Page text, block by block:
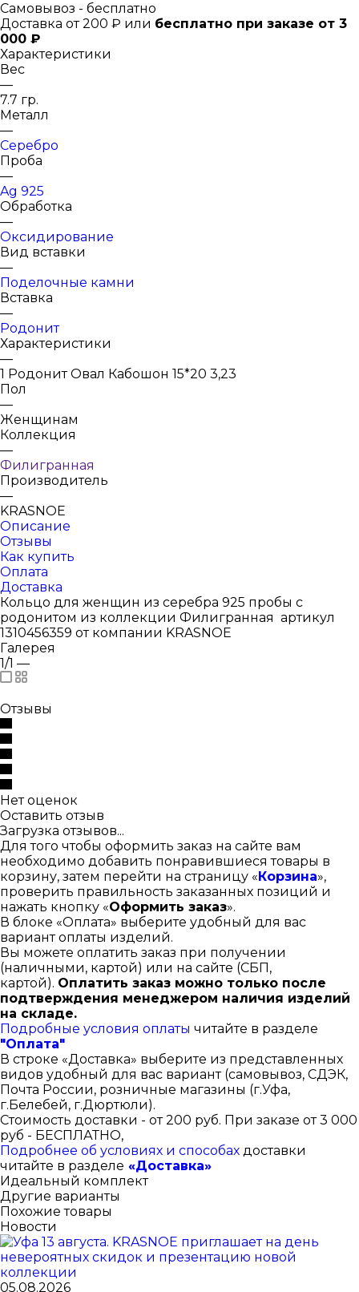
Самовывоз - бесплатно
Доставка от 200 ₽ или бесплатно при заказе от 3
000 ₽
Характеристики
Вес
—
7.7 гр.
Металл
—
Серебро
Проба
—
Ag 925
Обработка
—
Оксидирование
Вид вставки
—
Поделочные камни
Вставка
—
Родонит
Характеристики
—
1 Родонит Овал Кабошон 15*20 3,23
Пол
—
Женщинам
Коллекция
—
Филигранная
Производитель
—
KRASNOE
Описание
Отзывы
Как купить
Оплата
Доставка
Кольцо для женщин из серебра 925 пробы с
родонитом из коллекции Филигранная артикул
1310456359 от компании KRASNOE
Галерея
1/1 —
Отзывы
Нет оценок
Оставить отзыв
Загрузка отзывов...
Для того чтобы оформить заказ на сайте вам
необходимо добавить понравившиеся товары в
корзину, затем перейти на страницу «Корзина»,
проверить правильность заказанных позиций и
нажать кнопку «Оформить заказ».
В блоке «Оплата» выберите удобный для вас
вариант оплаты изделий.
Вы можете оплатить заказ при получении
(наличными, картой) или на сайте (СБП,
картой). Оплатить заказ можно только после
подтверждения менеджером наличия изделий
на складе.
Подробные условия оплаты читайте в разделе
"Оплата"
В строке «Доставка» выберите из представленных
видов удобный для вас вариант (самовывоз, СДЭК,
Почта России, розничные магазины (г.Уфа,
г.Белебей, г.Дюртюли).
Стоимость доставки - от 200 руб. При заказе от 3 000
руб - БЕСПЛАТНО,
Подробнее об условиях и способах доставки
читайте в разделе «Доставка»
Идеальный комплект
Другие варианты
Похожие товары
Новости
05.08.2026